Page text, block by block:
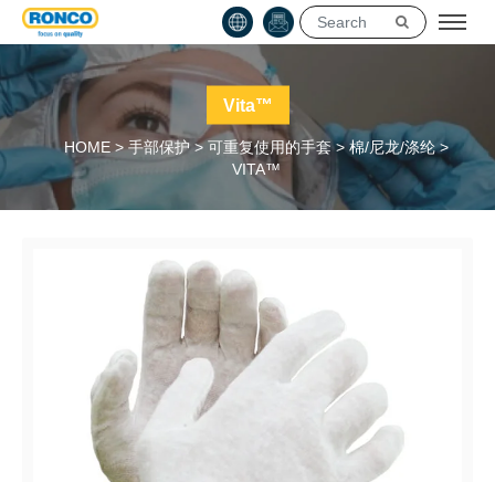
Vita™
HOME>手部保护>可重复使用的手套>棉/尼龙/涤纶>
VITA™